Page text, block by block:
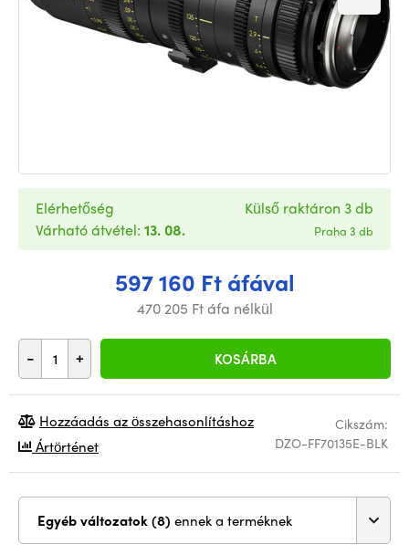
597 160 Ft áfával
470 205 Ft áfa nélkül
- + KOSÁRBA
Elérhetőség
Várható átvétel: 13. 08.
Külső raktáron 3 db
Praha 3 db
Cikszám:
DZO-FF70135E-BLK
Hozzáadás az összehasonlításhoz
Ártörténet
Egyéb változatok (8) ennek a terméknek